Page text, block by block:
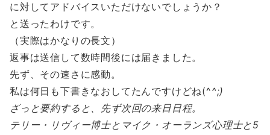
に対してアドバイスいただけないでしょうか？
と送ったわけです。
（実際はかなりの長文）
返事は送信して数時間後には届きました。
先ず、その速さに感動。
私は何日も下書きなおしてたんですけどね(^^;)
ざっと要約すると、先ず次回の来日日程。
テリー・リヴィー博士とマイク・オーランズ心理士と5